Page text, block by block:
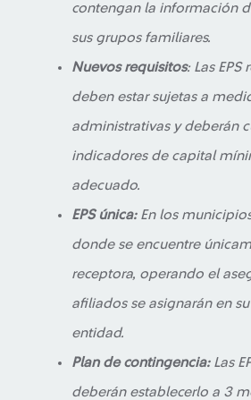
contengan la información
sus grupos familiares.
Nuevos requisitos: Las EPS
deben estar sujetas a
administrativas y deberán
indicadores de capital
adecuado.
EPS única: En los
donde se encuentre
receptora, operando el
afiliados se asignarán en
entidad.
Plan de contingencia: Las
deberán establecerlo a 3